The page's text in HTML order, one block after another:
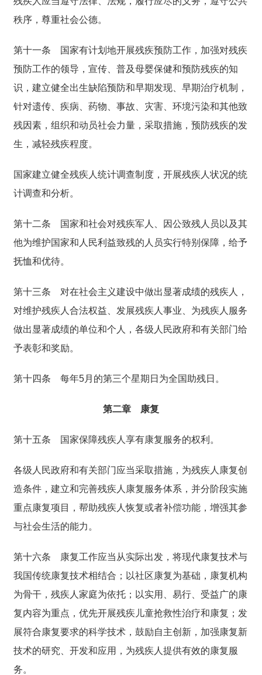
秩序，尊重社会公德。
第十一条 国家有计划地开展残疾预防工作，加强对残疾
预防工作的领导，宣传、普及母婴保健和预防残疾的知
识，建立健全出生缺陷预防和早期发现、早期治疗机制，
针对遗传、疾病、药物、事故、灾害、环境污染和其他致
残因素，组织和动员社会力量，采取措施，预防残疾的发
生，减轻残疾程度。
国家建立健全残疾人统计调查制度，开展残疾人状况的统
计调查和分析。
第十二条 国家和社会对残疾军人、因公致残人员以及其
他为维护国家和人民利益致残的人员实行特别保障，给予
抚恤和优待。
第十三条 对在社会主义建设中做出显著成绩的残疾人，
对维护残疾人合法权益、发展残疾人事业、为残疾人服务
做出显著成绩的单位和个人，各级人民政府和有关部门给
予表彰和奖励。
第十四条 每年5月的第三个星期日为全国助残日。
第二章 康复
第十五条 国家保障残疾人享有康复服务的权利。
各级人民政府和有关部门应当采取措施，为残疾人康复创
造条件，建立和完善残疾人康复服务体系，并分阶段实施
重点康复项目，帮助残疾人恢复或者补偿功能，增强其参
与社会生活的能力。
第十六条 康复工作应当从实际出发，将现代康复技术与
我国传统康复技术相结合；以社区康复为基础，康复机构
为骨干，残疾人家庭为依托；以实用、易行、受益广的康
复内容为重点，优先开展残疾儿童抢救性治疗和康复；发
展符合康复要求的科学技术，鼓励自主创新，加强康复新
技术的研究、开发和应用，为残疾人提供有效的康复服
务。